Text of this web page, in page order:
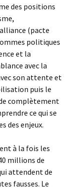
des positions
(pacte
politiques
et la
avec la
son attente et
puis le
complètement
ce qui se
des enjeux.
à la fois les
millions de
attendent de
fausses. Le